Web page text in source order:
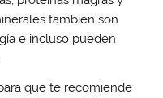
también son
e incluso pueden
que te recomiende